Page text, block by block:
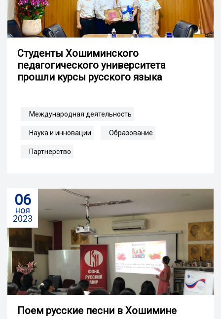
Студенты Хошиминского
педагогического университета
прошли курсы русского языка
Международная деятельность
Наука и инновации Образование
Партнерство
06
ноя
2023
Поем русские песни в Хошимине